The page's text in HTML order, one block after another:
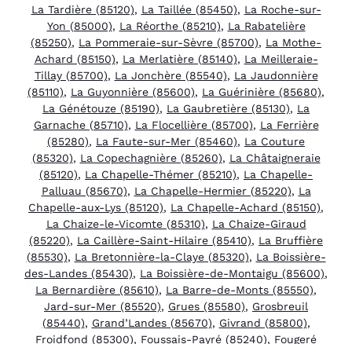
La Tardière (85120), La Taillée (85450), La Roche-sur-
Yon (85000), La Réorthe (85210), La Rabatelière
(85250), La Pommeraie-sur-Sèvre (85700), La Mothe-
Achard (85150), La Merlatière (85140), La Meilleraie-
Tillay (85700), La Jonchère (85540), La Jaudonnière
(85110), La Guyonnière (85600), La Guérinière (85680),
La Génétouze (85190), La Gaubretière (85130), La
Garnache (85710), La Flocellière (85700), La Ferrière
(85280), La Faute-sur-Mer (85460), La Couture
(85320), La Copechagnière (85260), La Châtaigneraie
(85120), La Chapelle-Thémer (85210), La Chapelle-
Palluau (85670), La Chapelle-Hermier (85220), La
Chapelle-aux-Lys (85120), La Chapelle-Achard (85150),
La Chaize-le-Vicomte (85310), La Chaize-Giraud
(85220), La Caillère-Saint-Hilaire (85410), La Bruffière
(85530), La Bretonnière-la-Claye (85320), La Boissière-
des-Landes (85430), La Boissière-de-Montaigu (85600),
La Bernardière (85610), La Barre-de-Monts (85550),
Jard-sur-Mer (85520), Grues (85580), Grosbreuil
(85440), Grand’Landes (85670), Givrand (85800),
Froidfond (85300), Foussais-Payré (85240), Fougeré